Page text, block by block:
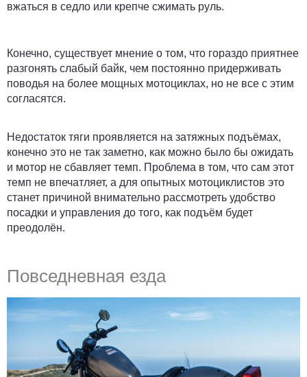
вжаться в седло или крепче сжимать руль.
Конечно, существует мнение о том, что гораздо приятнее
разгонять слабый байк, чем постоянно придерживать
поводья на более мощных мотоциклах, но не все с этим
согласятся.
Недостаток тяги проявляется на затяжных подъёмах,
конечно это не так заметно, как можно было бы ожидать
и мотор не сбавляет темп. Проблема в том, что сам этот
темп не впечатляет, а для опытных мотоциклистов это
станет причиной внимательно рассмотреть удобство
посадки и управления до того, как подъём будет
преодолён.
Повседневная езда